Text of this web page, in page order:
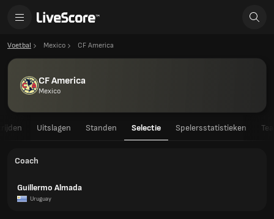
Voetbal Mexico CF America
CF America
Mexico
Uitslagen Standen Selectie Spelersstatistieken
Coach
Guillermo Almada
Uruguay